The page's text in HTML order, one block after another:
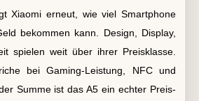
Xiaomi erneut, wie viel Smartphone
bekommen kann. Design, Display,
spielen weit über ihrer Preisklasse.
bei Gaming-Leistung, NFC und
Summe ist das A5 ein echter Preis-